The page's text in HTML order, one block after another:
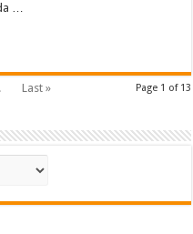
…
Page 1 of 13
Last »